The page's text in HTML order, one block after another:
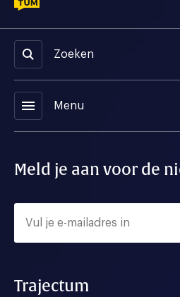
Zoeken
menu Menu
Meld je aan voor de
Trajectum